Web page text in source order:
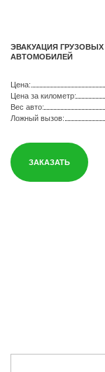
ЭВАКУАЦИЯ ГРУЗОВЫХ
АВТОМОБИЛЕЙ
Цена:
Цена за километр:
Вес авто:
Ложный вызов:
ЗАКАЗАТЬ